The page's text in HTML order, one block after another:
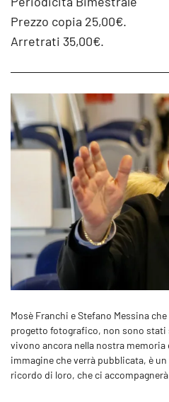
Prezzo copia 25,00€.
Arretrati 35,00€.
Mosè Franchi e Stefano Messina
progetto fotografico, non sono stati
vivono ancora nella nostra
immagine che verrà pubblicata, è
ricordo di loro, che ci